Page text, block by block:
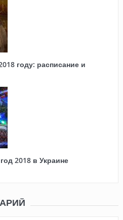
году: расписание и
2018 в Украине